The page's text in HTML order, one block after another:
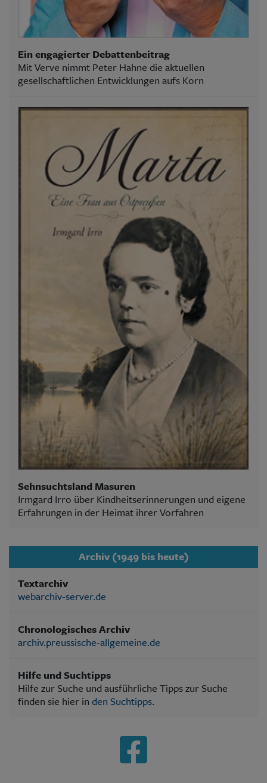
Ein engagierter Debattenbeitrag
Mit Verve nimmt Peter Hahne die aktuellen
gesellschaftlichen Entwicklungen aufs Korn
Sehnsuchtsland Masuren
Irmgard Irro über Kindheitserinnerungen und eigene
Erfahrungen in der Heimat ihrer Vorfahren
Archiv (1949 bis heute)
Textarchiv
webarchiv-server.de
Chronologisches Archiv
archiv.preussische-allgemeine.de
Hilfe und Suchtipps
Hilfe zur Suche und ausführliche Tipps zur Suche
finden sie hier in den Suchtipps.